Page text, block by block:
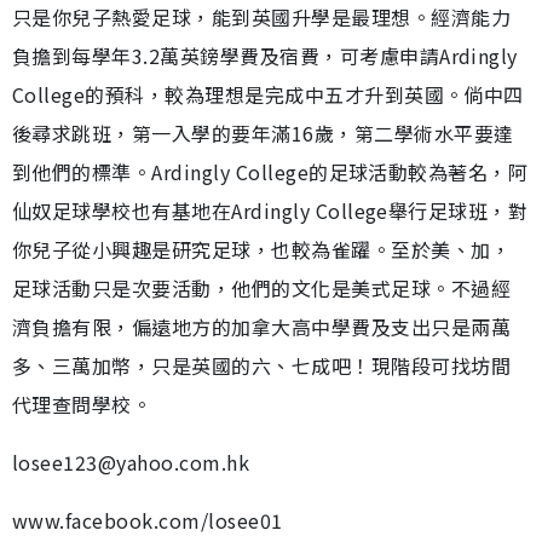
只是你兒子熱愛足球，能到英國升學是最理想。經濟能力
負擔到每學年3.2萬英鎊學費及宿費，可考慮申請Ardingly
College的預科，較為理想是完成中五才升到英國。倘中四
後尋求跳班，第一入學的要年滿16歲，第二學術水平要達
到他們的標準。Ardingly College的足球活動較為著名，阿
仙奴足球學校也有基地在Ardingly College舉行足球班，對
你兒子從小興趣是研究足球，也較為雀躍。至於美、加，
足球活動只是次要活動，他們的文化是美式足球。不過經
濟負擔有限，偏遠地方的加拿大高中學費及支出只是兩萬
多、三萬加幣，只是英國的六、七成吧！現階段可找坊間
代理查問學校。
losee123@yahoo.com.hk
www.facebook.com/losee01